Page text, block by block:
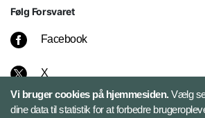
Følg Forsvaret
Facebook
X
Instagram
Vi bruger cookies på hjemmesiden.Vælg
dine data til statistik for at forbedre